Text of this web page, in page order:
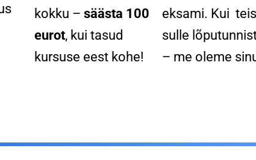
kokku – säästa 100
eurot, kui tasud
kursuse eest kohe!
eksami. Kui
sulle
– me oleme